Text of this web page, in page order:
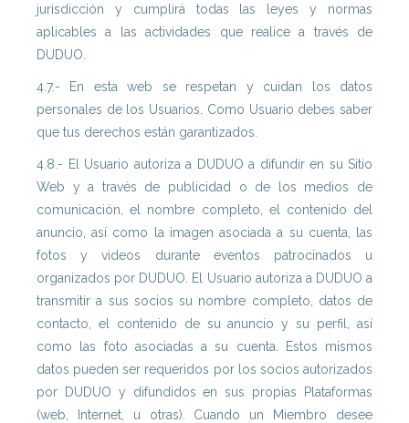
jurisdicción y cumplirá todas las leyes y normas
aplicables a las actividades que realice a través de
DUDUO.
4.7.- En esta web se respetan y cuidan los datos
personales de los Usuarios. Como Usuario debes saber
que tus derechos están garantizados.
4.8.- El Usuario autoriza a DUDUO a difundir en su Sitio
Web y a través de publicidad o de los medios de
comunicación, el nombre completo, el contenido del
anuncio, así como la imagen asociada a su cuenta, las
fotos y videos durante eventos patrocinados u
organizados por DUDUO. El Usuario autoriza a DUDUO a
transmitir a sus socios su nombre completo, datos de
contacto, el contenido de su anuncio y su perfil, así
como las foto asociadas a su cuenta. Estos mismos
datos pueden ser requeridos por los socios autorizados
por DUDUO y difundidos en sus propias Plataformas
(web, Internet, u otras). Cuando un Miembro desee